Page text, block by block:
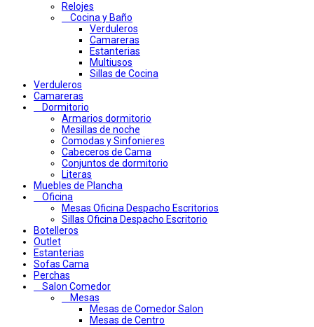
Relojes
Cocina y Baño
Verduleros
Camareras
Estanterias
Multiusos
Sillas de Cocina
Verduleros
Camareras
Dormitorio
Armarios dormitorio
Mesillas de noche
Comodas y Sinfonieres
Cabeceros de Cama
Conjuntos de dormitorio
Literas
Muebles de Plancha
Oficina
Mesas Oficina Despacho Escritorios
Sillas Oficina Despacho Escritorio
Botelleros
Outlet
Estanterias
Sofas Cama
Perchas
Salon Comedor
Mesas
Mesas de Comedor Salon
Mesas de Centro